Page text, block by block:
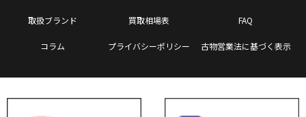
取扱ブランド 買取相場表 FAQ
コラム プライバシーポリシー 古物営業法に基づく表示